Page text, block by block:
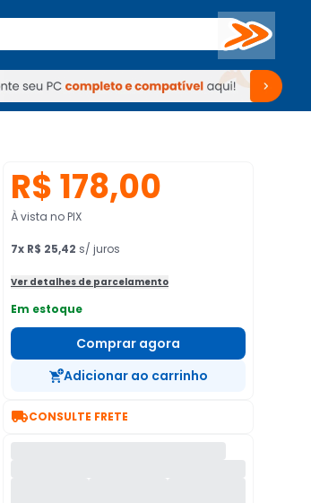
Buscar
Periféricos TV Venda no KaBuM!
TV Venda no KaBuM!
R$ 178,00
À vista no PIX
7x R$ 25,42 s/ juros
Ver detalhes de parcelamento
Em estoque
Comprar agora
Adicionar ao carrinho
CONSULTE FRETE